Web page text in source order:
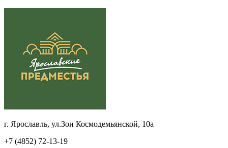
г. Ярославль, ул.Зои Космодемьянской, 10а
+7 (4852) 72-13-19